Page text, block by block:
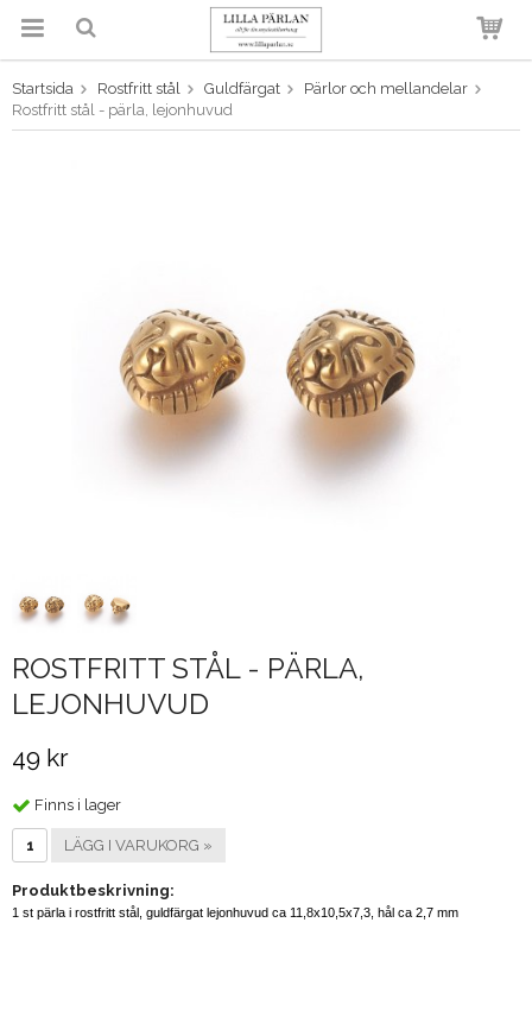
Produkten har blivit tillagd i
varukorgen
Startsida Rostfritt stål Guldfärgat
Pärlor och mellandelar
Rostfritt stål - pärla, lejonhuvud
ROSTFRITT STÅL - PÄRLA,
LEJONHUVUD
49 kr
Finns i lager
LÄGG I VARUKORG »
Produktbeskrivning:
1 st pärla i rostfritt stål, guldfärgat lejonhuvud ca 11,8x10,5x7,3, hål ca 2,7 mm